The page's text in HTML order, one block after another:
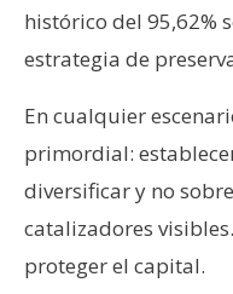
histórico del 95,62%
estrategia de
En cualquier
primordial:
diversificar y no
catalizadores
proteger el capital.